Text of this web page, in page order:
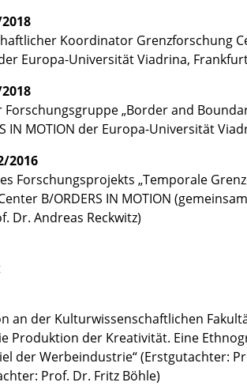
Koordinator Grenzforschung
Europa-Universität Viadrina,
Forschungsgruppe „Border and
IN MOTION der Europa-Universität
2016
Forschungsprojekts „Temporale
B/ORDERS IN MOTION
Dr. Andreas Reckwitz)
an der Kulturwissenschaftlichen
Produktion der Kreativität. Eine
der Werbeindustrie“ (Erstgutachter:
Prof. Dr. Fritz Böhle)